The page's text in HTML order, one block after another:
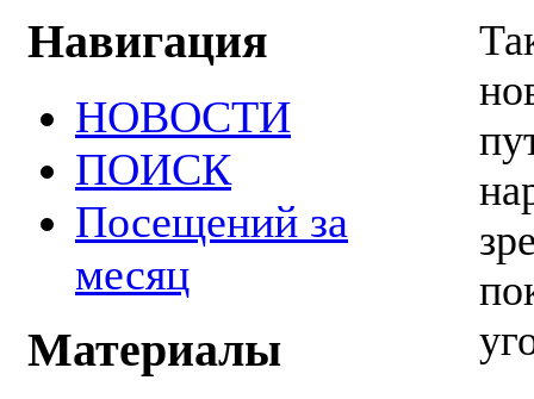
Навигация
НОВОСТИ
ПОИСК
Посещений за
месяц
Материалы